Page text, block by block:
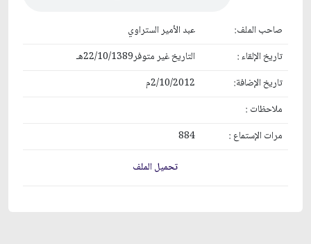
صاحب الملف:
عبد الأمير الستراوي
تاريخ الإلقاء :
التاريخ غير متوفر22/10/1389هـ
تاريخ الإضافة:
2/10/2012م
ملاحظات :
مرات الإستماع :
884
تحميل الملف